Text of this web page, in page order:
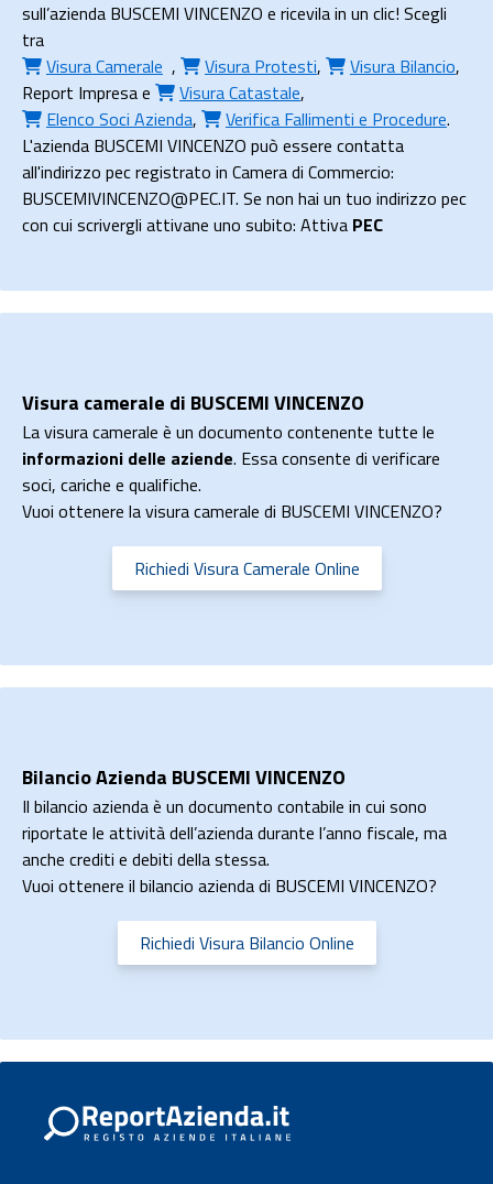
sull’azienda BUSCEMI VINCENZO e ricevila in un clic! Scegli
tra
Visura Camerale , Visura Protesti, Visura Bilancio,
Report Impresae Visura Catastale,
Elenco Soci Azienda, Verifica Fallimenti e Procedure.
L'azienda BUSCEMI VINCENZO può essere contatta
all'indirizzo pec registrato in Camera di Commercio:
BUSCEMIVINCENZO@PEC.IT. Se non hai un tuo indirizzo pec
con cui scrivergli attivane uno subito: Attiva PEC
Visura camerale di BUSCEMI VINCENZO
La visura camerale è un documento contenente tutte le
informazioni delle aziende. Essa consente di verificare
soci, cariche e qualifiche.
Vuoi ottenere la visura camerale di BUSCEMI VINCENZO?
Richiedi Visura Camerale Online
Bilancio Azienda BUSCEMI VINCENZO
Il bilancio azienda è un documento contabile in cui sono
riportate le attività dell’azienda durante l’anno fiscale, ma
anche crediti e debiti della stessa.
Vuoi ottenere il bilancio azienda di BUSCEMI VINCENZO?
Richiedi Visura Bilancio Online